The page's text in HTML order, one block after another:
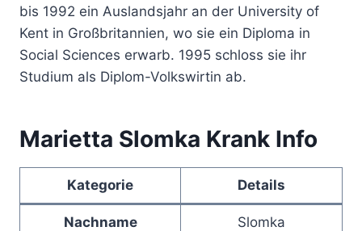
bis 1992 ein Auslandsjahr an der University of
Kent in Großbritannien, wo sie ein Diploma in
Social Sciences erwarb. 1995 schloss sie ihr
Studium als Diplom-Volkswirtin ab.
Marietta Slomka Krank Info
Kategorie Details
Nachname Slomka